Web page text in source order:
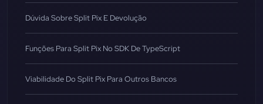
Dúvida Sobre Split Pix E Devolução
Funções Para Split Pix No SDK De TypeScript
Viabilidade Do Split Pix Para Outros Bancos